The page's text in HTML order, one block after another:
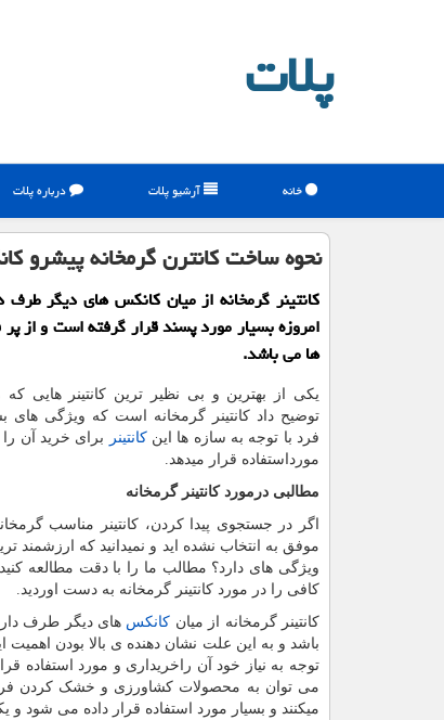
پلات
خانه آرشیو پلات درباره پلات
نحوه ساخت كانترن گرمخانه پیشرو
كانتینر گرمخانه از میان كانكس های دیگر طرف
امروزه بسیار مورد پسند قرار گرفته است و از
ها می باشد.
یکی از بهترین و بی نظیر ترین کانتینر هایی
توضیح داد کانتینر گرمخانه است که ویژگی های
فرد با توجه به سازه ها اینکانتینر
برای خرید آن را
مورداستفاده قرار میدهد.
مطالبی درمورد کانتینر گرمخانه
اگر در جستجوی پیدا کردن، کانتینر مناسب
موفق به انتخاب نشده اید و نمیدانید که ارزشمند
ویژگی های دارد؟ مطالب ما را با دقت مطالعه کنید
کافی را در مورد کانتینر گرمخانه به دست اوردید.
کانتینر گرمخانه از میان کانکس های دیگر طرف
باشد و به این علت نشان دهنده ی بالا بودن اهمیت
توجه به نیاز خود آن راخریداری و مورد استفاده
می توان به محصولات کشاورزی و خشک کردن فرشها
میکنند و بسیار مورد استفاده قرار داده می شود